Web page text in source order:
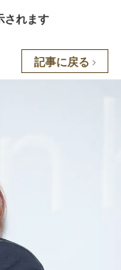
されます
記事に戻る